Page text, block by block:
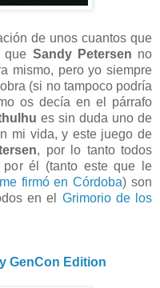
de unos cuantos que
que Sandy Petersen no
mismo, pero yo siempre
(si no tampoco podría
os decía en el párrafo
es sin duda uno de
mi vida, y este juego de
, por lo tanto todos
por él (tanto este que le
firmó en Córdoba) son
en el Grimorio de los
GenCon Edition